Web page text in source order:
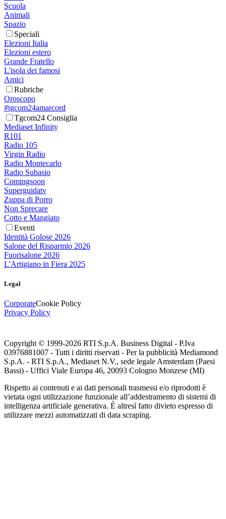
Scuola
Animali
Spazio
Speciali
Elezioni Italia
Elezioni estero
Grande Fratello
L'isola dei famosi
Amici
Rubriche
Oroscopo
#tgcom24amarcord
Tgcom24 Consiglia
Mediaset Infinity
R101
Radio 105
Virgin Radio
Radio Montecarlo
Radio Subasio
Comingsoon
Superguidatv
Zuppa di Porro
Non Sprecare
Cotto e Mangiato
Eventi
Identità Golose 2026
Salone del Risparmio 2026
Fuorisalone 2026
L'Artigiano in Fiera 2025
Legal
CorporateCookie Policy
Privacy Policy
Copyright © 1999-2026 RTI S.p.A. Business Digital - P.Iva
03976881007 - Tutti i diritti riservati - Per la pubblicità Mediamond
S.p.A. - RTI S.p.A., Mediaset N.V., sede legale Amsterdam (Paesi
Bassi) - Uffici Viale Europa 46, 20093 Cologno Monzese (MI)
Rispetto ai contenuti e ai dati personali trasmessi e/o riprodotti è
vietata ogni utilizzazione funzionale all’addestramento di sistemi di
intelligenza artificiale generativa. È altresì fatto divieto espresso di
utilizzare mezzi automatizzati di data scraping.